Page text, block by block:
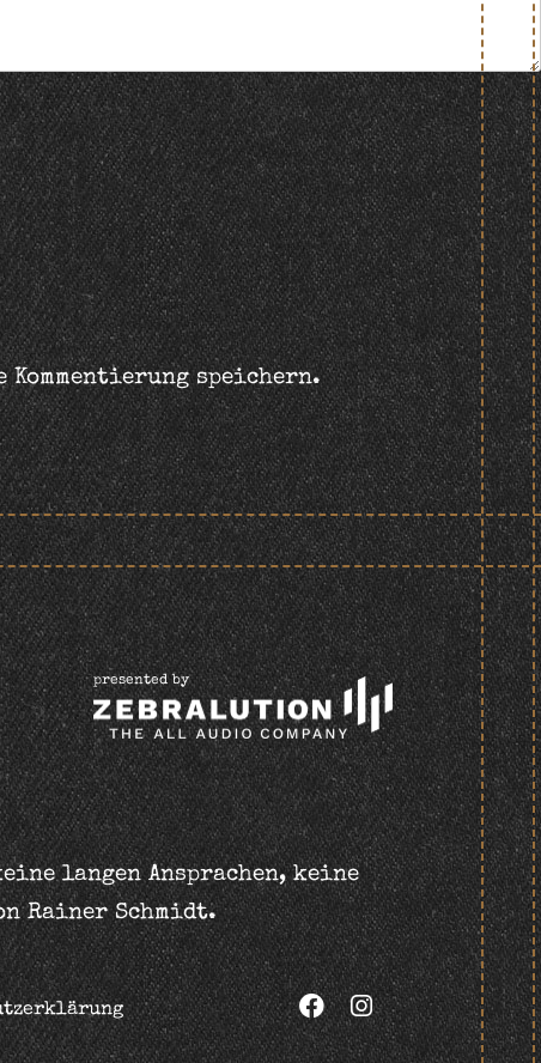
Kommentierung speichern.
presented by
langen Ansprachen, keine
Rainer Schmidt.